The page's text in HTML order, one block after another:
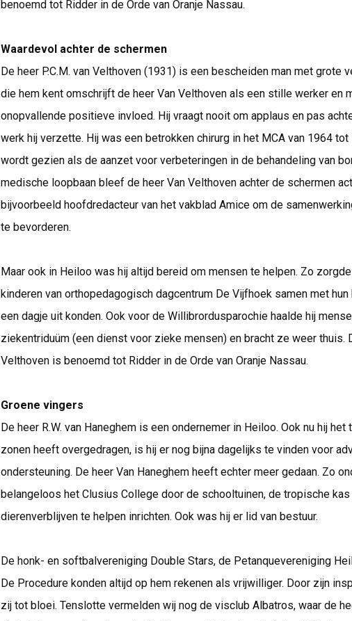
benoemd tot Ridder in de Orde van Oranje Nassau.
Waardevol achter de schermen
De heer P.C.M. van Velthoven (1931) is een bescheiden man met grote
die hem kent omschrijft de heer Van Velthoven als een stille werker en
onopvallende positieve invloed. Hij vraagt nooit om applaus en pas
werk hij verzette. Hij was een betrokken chirurg in het MCA van 1964
wordt gezien als de aanzet voor verbeteringen in de behandeling van
medische loopbaan bleef de heer Van Velthoven achter de schermen
bijvoorbeeld hoofdredacteur van het vakblad Amice om de
te bevorderen.
Maar ook in Heiloo was hij altijd bereid om mensen te helpen. Zo
kinderen van orthopedagogisch dagcentrum De Vijfhoek samen met
een dagje uit konden. Ook voor de Willibrordusparochie haalde hij
ziekentriduüm (een dienst voor zieke mensen) en bracht ze weer thuis.
Velthoven is benoemd tot Ridder in de Orde van Oranje Nassau.
Groene vingers
De heer R.W. van Haneghem is een ondernemer in Heiloo. Ook nu hij het
zonen heeft overgedragen, is hij er nog bijna dagelijks te vinden voor
ondersteuning. De heer Van Haneghem heeft echter meer gedaan. Zo
belangeloos het Clusius College door de schooltuinen, de tropische kas
dierenverblijven te helpen inrichten. Ook was hij er lid van bestuur.
De honk- en softbalvereniging Double Stars, de Petanquevereniging
De Procedure konden altijd op hem rekenen als vrijwilliger. Door zijn
zij tot bloei. Tenslotte vermelden wij nog de visclub Albatros, waar de